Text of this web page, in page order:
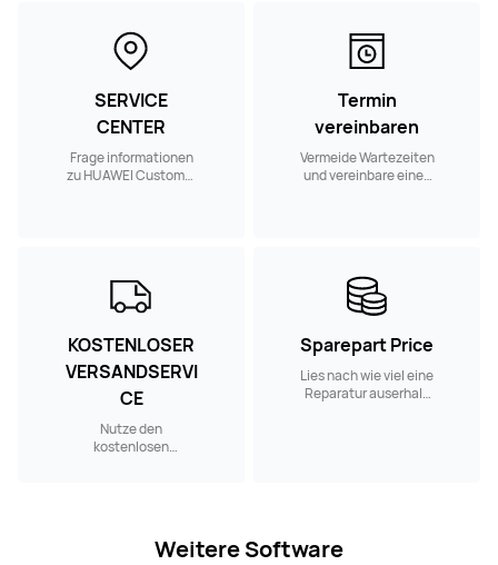
SERVICE
CENTER
Frage informationen
zu HUAWEI Customer
Termin
vereinbaren
Vermeide Wartezeiten
und vereinbare einen
KOSTENLOSER
VERSANDSERVI
CE
Nutze den
kostenlosen
Sparepart Price
Lies nach wie viel eine
Reparatur auserhalb
Weitere Software